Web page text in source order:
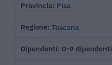
Provincia Pisa
Regione Toscana
Dipendenti 0-9 dipendenti